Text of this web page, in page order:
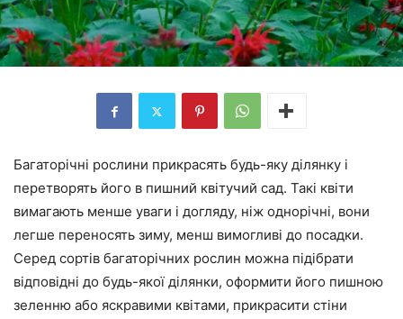
Багаторічні рослини прикрасять будь-яку ділянку і
перетворять його в пишний квітучий сад. Такі квіти
вимагають менше уваги і догляду, ніж однорічні, вони
легше переносять зиму, менш вимогливі до посадки.
Серед сортів багаторічних рослин можна підібрати
відповідні до будь-якої ділянки, оформити його пишною
зеленню або яскравими квітами, прикрасити стіни